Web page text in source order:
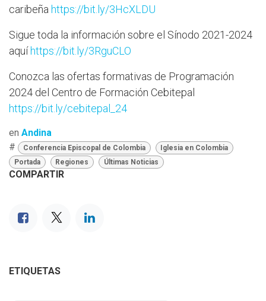
caribeña https://bit.ly/3HcXLDU
Sigue toda la información sobre el Sínodo 2021-2024
aquíhttps://bit.ly/3RguCLO
Conozca las ofertas formativas de Programación
2024 del Centro de Formación Cebitepal
https://bit.ly/cebitepal_24
en Andina
#
Conferencia Episcopal de Colombia
Iglesia en Colombia
Portada
Regiones Últimas Noticias
COMPARTIR
ETIQUETAS